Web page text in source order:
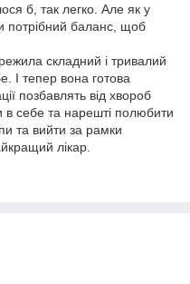
б, так легко. Але як у
потрібний баланс, щоб
складний і тривалий
І тепер вона готова
позбавлять від хвороб
в себе та нарешті полюбити
та вийти за рамки
лікар.